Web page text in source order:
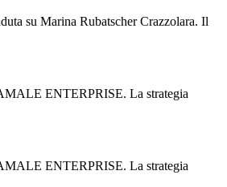
su Marina Rubatscher Crazzolara. Il
ENTERPRISE. La strategia
ENTERPRISE. La strategia